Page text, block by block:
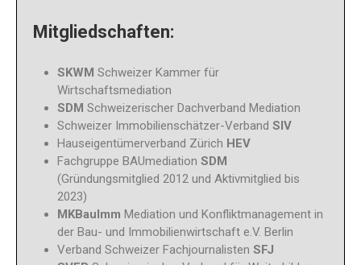
Mitgliedschaften:
SKWM Schweizer Kammer für
Wirtschaftsmediation
SDM Schweizerischer Dachverband Mediation
Schweizer Immobilienschätzer-Verband SIV
Hauseigentümerverband Zürich HEV
Fachgruppe BAUmediation SDM
(Gründungsmitglied 2012 und Aktivmitglied bis
2023)
MKBauImm Mediation und Konfliktmanagement in
der Bau- und Immobilienwirtschaft e.V. Berlin
Verband Schweizer Fachjournalisten SFJ